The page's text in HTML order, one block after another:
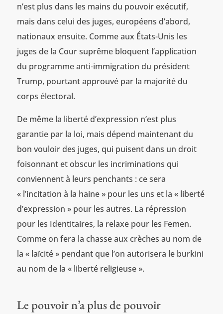
n’est plus dans les mains du pouvoir exécutif,
mais dans celui des juges, européens d’abord,
nationaux ensuite. Comme aux États-Unis les
juges de la Cour suprême bloquent l’application
du programme anti-immigration du président
Trump, pourtant approuvé par la majorité du
corps électoral.
De même la liberté d’expression n’est plus
garantie par la loi, mais dépend maintenant du
bon vouloir des juges, qui puisent dans un droit
foisonnant et obscur les incriminations qui
conviennent à leurs penchants : ce sera
« l’incitation à la haine » pour les uns et la « liberté
d’expression » pour les autres. La répression
pour les Identitaires, la relaxe pour les Femen.
Comme on fera la chasse aux crèches au nom de
la « laïcité » pendant que l’on autorisera le burkini
au nom de la « liberté religieuse ».
Le pouvoir n’a plus de pouvoir